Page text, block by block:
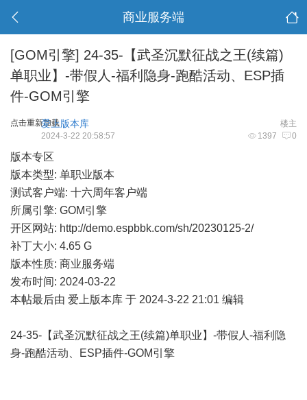
商业服务端
[GOM引擎] 24-35-【武圣沉默征战之王(续篇)
单职业】-带假人-福利隐身-跑酷活动、ESP插
件-GOM引擎
点击重新加载 楼主
爱上版本库
1397 0
2024-3-22 20:58:57
版本专区
版本类型: 单职业版本
测试客户端: 十六周年客户端
所属引擎: GOM引擎
开区网站: http://demo.espbbk.com/sh/20230125-2/
补丁大小: 4.65 G
版本性质: 商业服务端
发布时间: 2024-03-22
本帖最后由 爱上版本库 于 2024-3-22 21:01 编辑
24-35-【武圣沉默征战之王(续篇)单职业】-带假人-福利隐
身-跑酷活动、ESP插件-GOM引擎